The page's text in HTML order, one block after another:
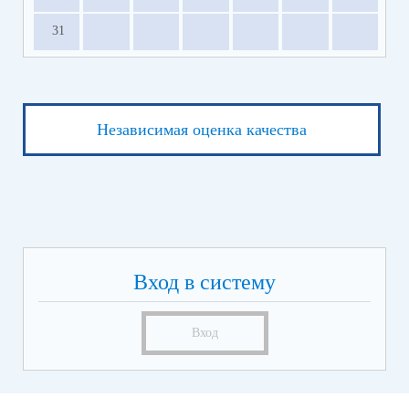
31
Независимая оценка качества
Вход в систему
Вход